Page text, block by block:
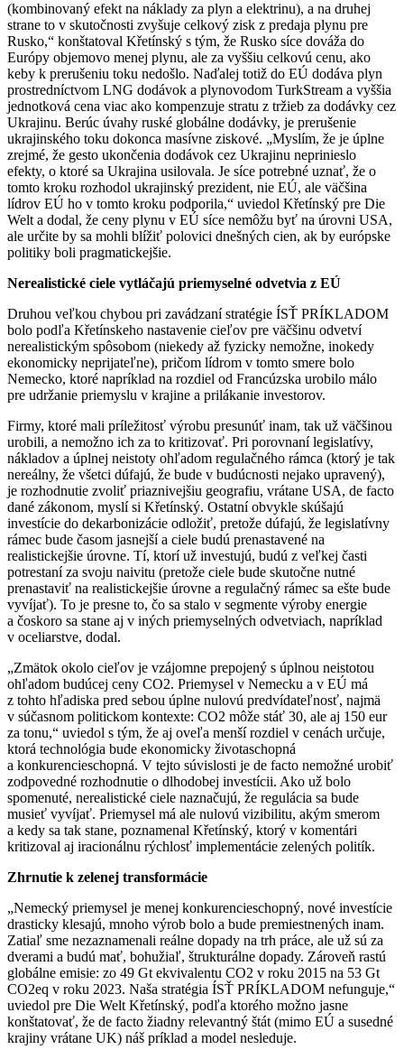
(kombinovaný efekt na náklady za plyn a elektrinu), a na druhej
strane to v skutočnosti zvyšuje celkový zisk z predaja plynu pre
Rusko,“ konštatoval Křetínský s tým, že Rusko síce dováža do
Európy objemovo menej plynu, ale za vyššiu celkovú cenu, ako
keby k prerušeniu toku nedošlo. Naďalej totiž do EÚ dodáva plyn
prostredníctvom LNG dodávok a plynovodom TurkStream a vyššia
jednotková cena viac ako kompenzuje stratu z tržieb za dodávky cez
Ukrajinu. Berúc úvahy ruské globálne dodávky, je prerušenie
ukrajinského toku dokonca masívne ziskové. „Myslím, že je úplne
zrejmé, že gesto ukončenia dodávok cez Ukrajinu neprinieslo
efekty, o ktoré sa Ukrajina usilovala. Je síce potrebné uznať, že o
tomto kroku rozhodol ukrajinský prezident, nie EÚ, ale väčšina
lídrov EÚ ho v tomto kroku podporila,“ uviedol Křetínský pre Die
Welt a dodal, že ceny plynu v EÚ síce nemôžu byť na úrovni USA,
ale určite by sa mohli blížiť polovici dnešných cien, ak by európske
politiky boli pragmatickejšie.
Nerealistické ciele vytláčajú priemyselné odvetvia z EÚ
Druhou veľkou chybou pri zavádzaní stratégie ÍSŤ PRÍKLADOM
bolo podľa Křetínskeho nastavenie cieľov pre väčšinu odvetví
nerealistickým spôsobom (niekedy až fyzicky nemožne, inokedy
ekonomicky neprijateľne), pričom lídrom v tomto smere bolo
Nemecko, ktoré napríklad na rozdiel od Francúzska urobilo málo
pre udržanie priemyslu v krajine a prilákanie investorov.
Firmy, ktoré mali príležitosť výrobu presunúť inam, tak už väčšinou
urobili, a nemožno ich za to kritizovať. Pri porovnaní legislatívy,
nákladov a úplnej neistoty ohľadom regulačného rámca (ktorý je tak
nereálny, že všetci dúfajú, že bude v budúcnosti nejako upravený),
je rozhodnutie zvoliť priaznivejšiu geografiu, vrátane USA, de facto
dané zákonom, myslí si Křetínský. Ostatní obvykle skúšajú
investície do dekarbonizácie odložiť, pretože dúfajú, že legislatívny
rámec bude časom jasnejší a ciele budú prenastavené na
realistickejšie úrovne. Tí, ktorí už investujú, budú z veľkej časti
potrestaní za svoju naivitu (pretože ciele bude skutočne nutné
prenastaviť na realistickejšie úrovne a regulačný rámec sa ešte bude
vyvíjať). To je presne to, čo sa stalo v segmente výroby energie
a čoskoro sa stane aj v iných priemyselných odvetviach, napríklad
v oceliarstve, dodal.
„Zmätok okolo cieľov je vzájomne prepojený s úplnou neistotou
ohľadom budúcej ceny CO2. Priemysel v Nemecku a v EÚ má
z tohto hľadiska pred sebou úplne nulovú predvídateľnosť, najmä
v súčasnom politickom kontexte: CO2 môže stáť 30, ale aj 150 eur
za tonu,“ uviedol s tým, že aj oveľa menší rozdiel v cenách určuje,
ktorá technológia bude ekonomicky životaschopná
a konkurencieschopná. V tejto súvislosti je de facto nemožné urobiť
zodpovedné rozhodnutie o dlhodobej investícii. Ako už bolo
spomenuté, nerealistické ciele naznačujú, že regulácia sa bude
musieť vyvíjať. Priemysel má ale nulovú vizibilitu, akým smerom
a kedy sa tak stane, poznamenal Křetínský, ktorý v komentári
kritizoval aj iracionálnu rýchlosť implementácie zelených politík.
Zhrnutie k zelenej transformácie
„Nemecký priemysel je menej konkurencieschopný, nové investície
drasticky klesajú, mnoho výrob bolo a bude premiestnených inam.
Zatiaľ sme nezaznamenali reálne dopady na trh práce, ale už sú za
dverami a budú mať, bohužiaľ, štrukturálne dopady. Zároveň rastú
globálne emisie: zo 49 Gt ekvivalentu CO2 v roku 2015 na 53 Gt
CO2eq v roku 2023. Naša stratégia ÍSŤ PRÍKLADOM nefunguje,“
uviedol pre Die Welt Křetínský, podľa ktorého možno jasne
konštatovať, že de facto žiadny relevantný štát (mimo EÚ a susedné
krajiny vrátane UK) náš príklad a model nesleduje.